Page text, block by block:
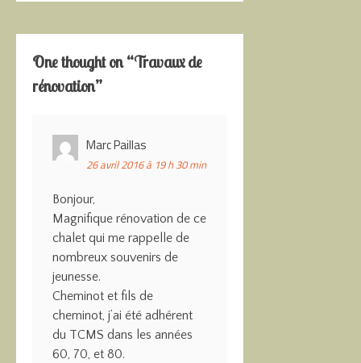
One thought on “Travaux de
rénovation”
Marc Paillas
26 avril 2016 à 19 h 30 min
Bonjour,
Magnifique rénovation de ce
chalet qui me rappelle de
nombreux souvenirs de
jeunesse.
Cheminot et fils de
cheminot, j’ai été adhérent
du TCMS dans les années
60, 70, et 80.